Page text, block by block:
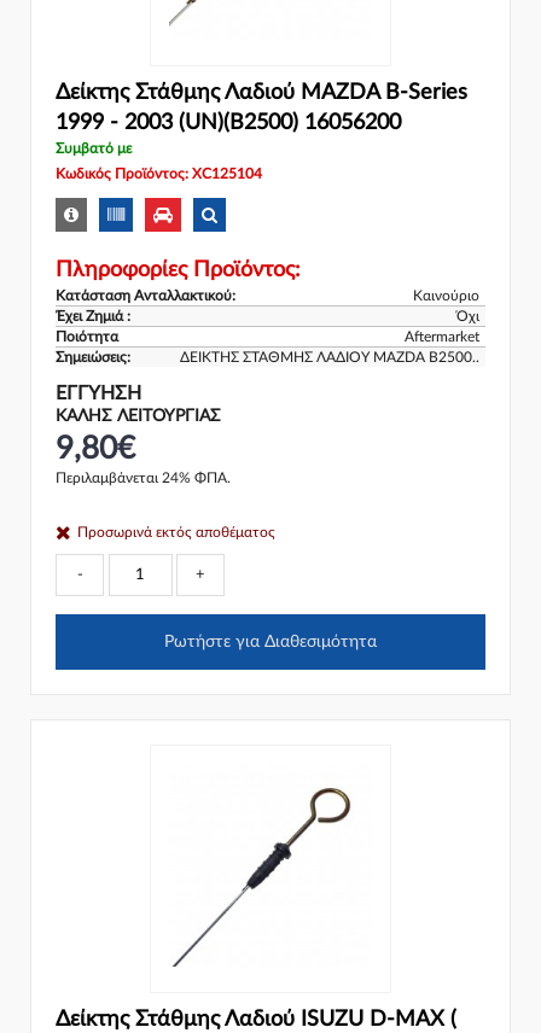
Δείκτης Στάθμης Λαδιού MAZDA B-Series
1999 - 2003 (UN)(B2500) 16056200
Συμβατό με
Κωδικός Προϊόντος: XC125104
Πληροφορίες Προϊόντος:
Κατάσταση Ανταλλακτικού:
Καινούριο
Έχει Ζημιά :
Όχι
Ποιότητα
Aftermarket
Σημειώσεις:
ΔΕΙΚΤΗΣ ΣΤΑΘΜΗΣ ΛΑΔΙΟΥ MAZDA B2500..
ΕΓΓΎΗΣΗ
ΚΑΛΗΣ ΛΕΙΤΟΥΡΓΙΑΣ
9,80€
Περιλαμβάνεται 24% ΦΠΑ.
Προσωρινά εκτός αποθέματος
- +
Ρωτήστε για Διαθεσιμότητα
Δείκτης Στάθμης Λαδιού ISUZU D-MAX (